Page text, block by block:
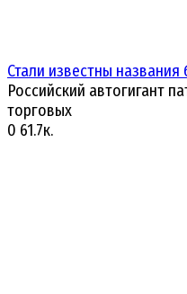
Стали известны
Российский автогигант
торговых
0 61.7к.